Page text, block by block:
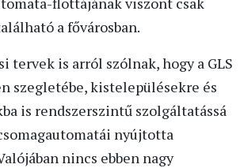
a fővárosban.
tervek is arról szólnak, hogy a GLS
szegletébe, kistelepülésekre és
is rendszerszintű szolgáltatássá
nyújtotta
nincs ebben nagy